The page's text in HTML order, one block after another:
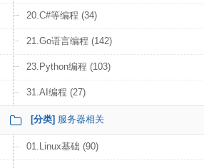
20.C#等编程 (34)
21.Go语言编程 (142)
23.Python编程 (103)
31.AI编程 (27)
[分类] 服务器相关
01.Linux基础 (90)